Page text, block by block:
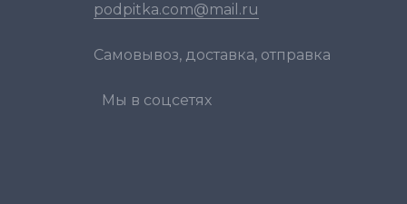
podpitka.com@mail.ru
Самовывоз, доставка, отправка
Мы в соцсетях